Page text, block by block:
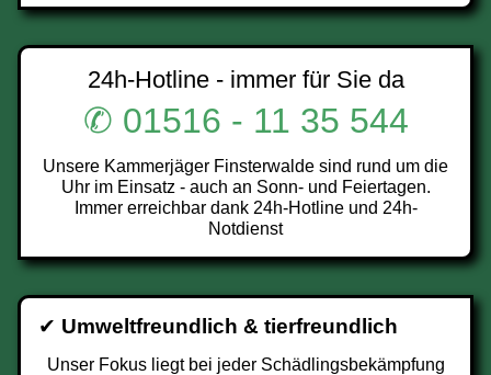
24h-Hotline - immer für Sie da
✆ 01516 - 11 35 544
Unsere Kammerjäger Finsterwalde sind rund um die
Uhr im Einsatz - auch an Sonn- und Feiertagen.
Immer erreichbar dank 24h-Hotline und 24h-
Notdienst
✔ Umweltfreundlich & tierfreundlich
Unser Fokus liegt bei jeder Schädlingsbekämpfung